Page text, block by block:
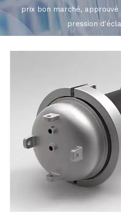
prix bon marché,
pression